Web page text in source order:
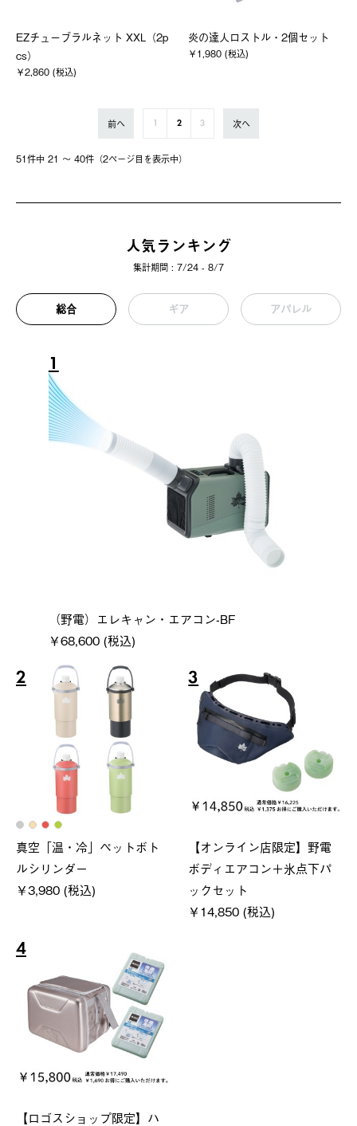
EZチューブラルネット XXL（2p
cs）
￥2,860 (税込)
炎の達人ロストル・2個セット
￥1,980 (税込)
51件中 21 〜 40件（2ページ⽬を表⽰中）
前へ 2 3 次へ
人気ランキング
集計期間 : 7/24 - 8/7
総合 ギア アパレル
1
（野電）エレキャン・エアコン-BF
￥68,600 (税込)
2
真空「温・冷」ペットボト
ルシリンダー
￥3,980 (税込)
3
【オンライン店限定】野電
ボディエアコン＋氷点下パ
ックセット
￥14,850 (税込)
4
【ロゴスショップ限定】ハ